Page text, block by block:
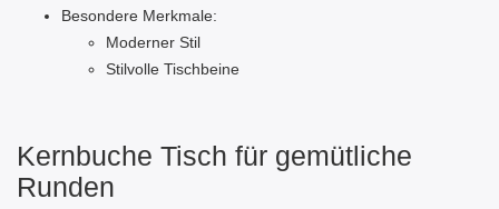
Besondere Merkmale:
Moderner Stil
Stilvolle Tischbeine
Kernbuche Tisch für gemütliche
Runden